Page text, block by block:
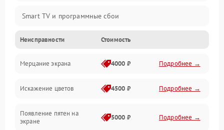
Smart TV и программные сбои
Питание и запуск
Подсветка и LED-модули
Звук и аудиосистема
Сигнал и приём каналов
Неисправности Стоимость
Мерцание экрана 4000 ₽ Подробнее →
Искажение цветов 4500 ₽ Подробнее →
Появление пятен на
экране
5000 ₽ Подробнее →